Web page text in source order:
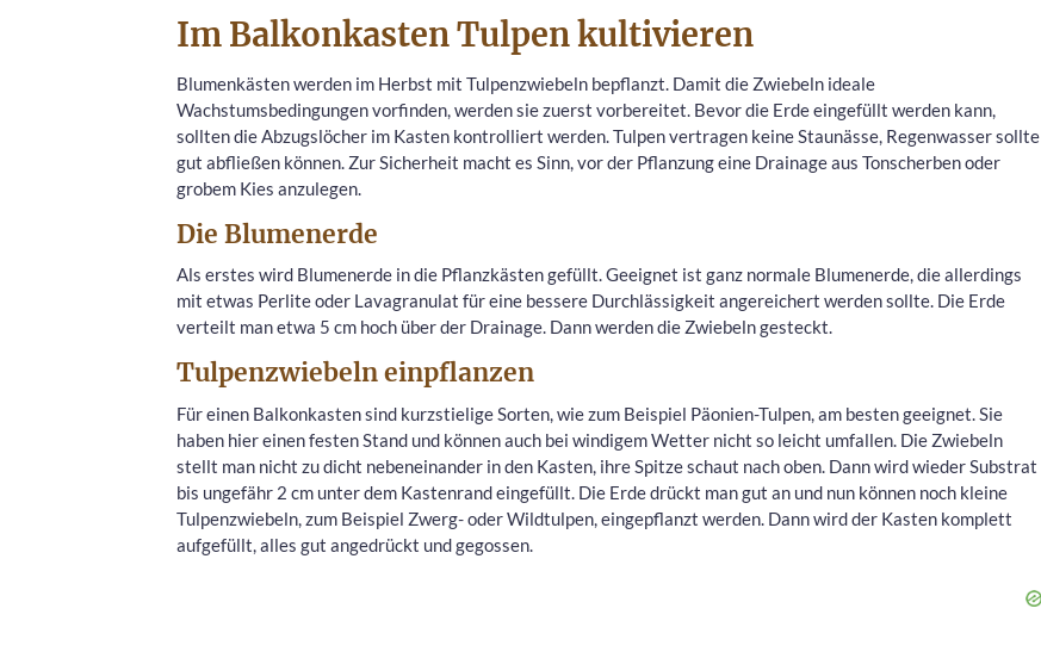
Im Balkonkasten Tulpen kultivieren
Blumenkästen werden im Herbst mit Tulpenzwiebeln bepflanzt. Damit die Zwiebeln ideale
Wachstumsbedingungen vorfinden, werden sie zuerst vorbereitet. Bevor die Erde eingefüllt werden kann,
sollten die Abzugslöcher im Kasten kontrolliert werden. Tulpen vertragen keine Staunässe, Regenwasser sollte
gut abfließen können. Zur Sicherheit macht es Sinn, vor der Pflanzung eine Drainage aus Tonscherben oder
grobem Kies anzulegen.
Die Blumenerde
Als erstes wird Blumenerde in die Pflanzkästen gefüllt. Geeignet ist ganz normale Blumenerde, die allerdings
mit etwas Perlite oder Lavagranulat für eine bessere Durchlässigkeit angereichert werden sollte. Die Erde
verteilt man etwa 5 cm hoch über der Drainage. Dann werden die Zwiebeln gesteckt.
Tulpenzwiebeln einpflanzen
Für einen Balkonkasten sind kurzstielige Sorten, wie zum Beispiel Päonien-Tulpen, am besten geeignet. Sie
haben hier einen festen Stand und können auch bei windigem Wetter nicht so leicht umfallen. Die Zwiebeln
stellt man nicht zu dicht nebeneinander in den Kasten, ihre Spitze schaut nach oben. Dann wird wieder Substrat
bis ungefähr 2 cm unter dem Kastenrand eingefüllt. Die Erde drückt man gut an und nun können noch kleine
Tulpenzwiebeln, zum Beispiel Zwerg- oder Wildtulpen, eingepflanzt werden. Dann wird der Kasten komplett
aufgefüllt, alles gut angedrückt und gegossen.